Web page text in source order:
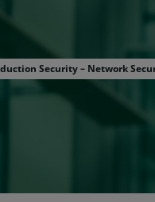
Security – Network